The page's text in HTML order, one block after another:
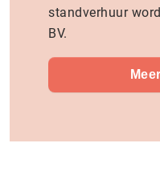
standverhuur
BV.